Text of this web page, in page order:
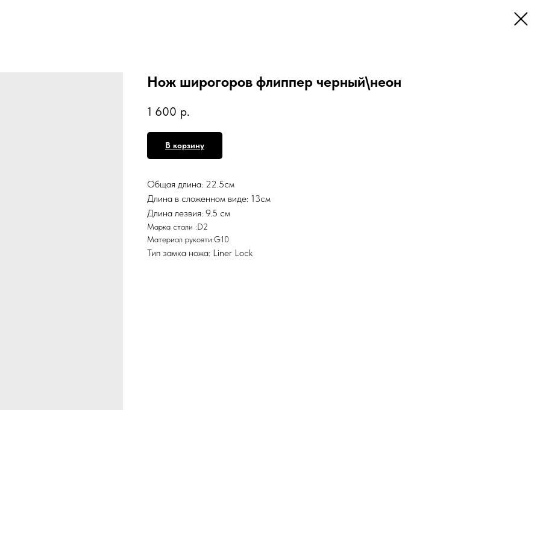
Нож широгоров флиппер черный\неон
1 600 р.
В корзину
Общая длина: 22.5см
Длина в сложенном виде: 13см
Длина лезвия: 9.5 см
Марка стали :D2
Материал рукояти:G10
Тип замка ножа: Liner Lock